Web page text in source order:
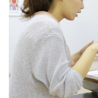
プログラムを聞くだ
プログラムは、講座
たり、保護者さまと
受講時に学んだ内
の結果を後日報告
お子さまにあった関
と実践の繰り返しで